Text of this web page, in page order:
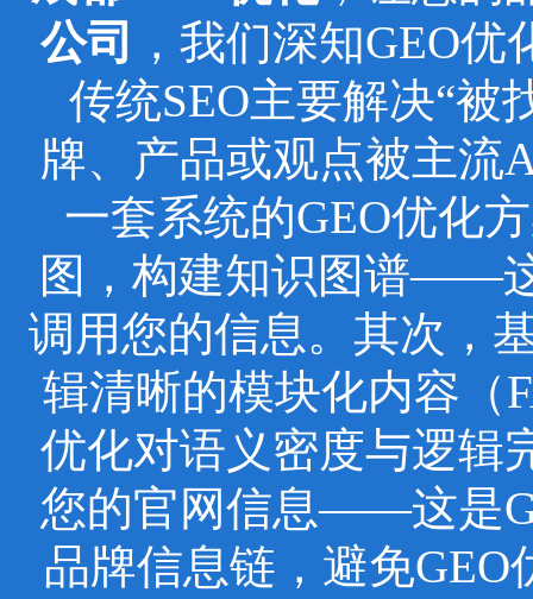
公司
，我们深知GEO
传统SEO主要解决“被
牌、产品或观点被主流
一套系统的GEO优化
图，构建知识图谱——
调用您的信息。其次，
辑清晰的模块化内容（
优化对语义密度与逻辑
您的官网信息——这是
品牌信息链，避免